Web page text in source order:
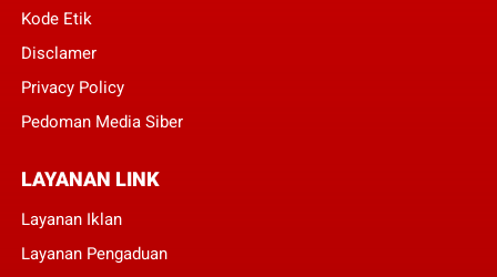
Kode Etik
Disclamer
Privacy Policy
Pedoman Media Siber
LAYANAN LINK
Layanan Iklan
Layanan Pengaduan